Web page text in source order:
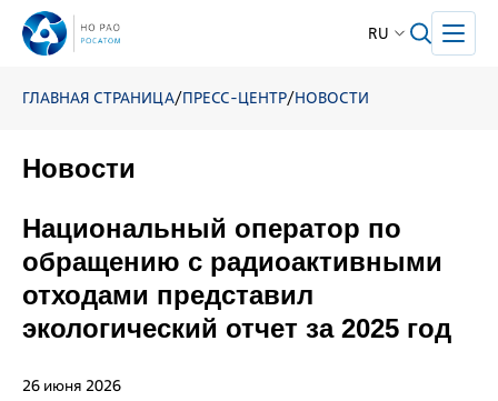
RU
ГЛАВНАЯ СТРАНИЦА/ПРЕСС-ЦЕНТР/НОВОСТИ
Новости
Национальный оператор по
обращению с радиоактивными
отходами представил
экологический отчет за 2025 год
26 июня 2026